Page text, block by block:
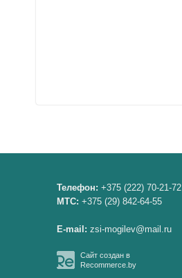
Телефон: +375 (222) 70-21-72
МТС: +375 (29) 842-64-55
E-mail: zsi-mogilev@mail.ru
Сайт создан в
Recommerce.by